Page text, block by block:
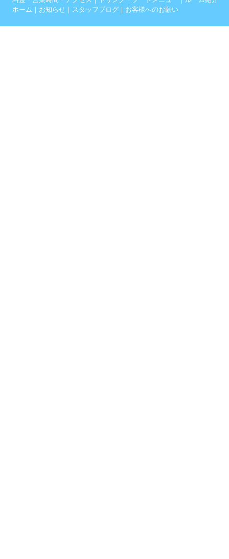
ホーム ｜ お知らせ ｜ スタッフブログ ｜ お客様へのお願い